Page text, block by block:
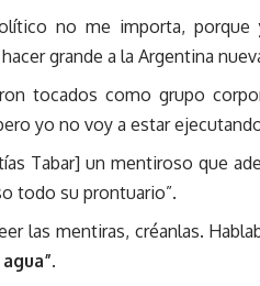
no me importa, porque
grande a la Argentina
tocados como grupo
yo no voy a estar
Tabar] un mentiroso que
todo su prontuario”.
las mentiras, créanlas.
.